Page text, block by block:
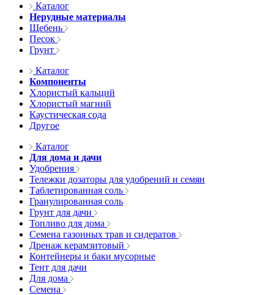
Каталог
Нерудные материалы
Щебень
Песок
Грунт
Каталог
Компоненты
Хлористый кальций
Хлористый магний
Каустическая сода
Другое
Каталог
Для дома и дачи
Удобрения
Тележки дозаторы для удобрений и семян
Таблетированная соль
Гранулированная соль
Грунт для дачи
Топливо для дома
Семена газонных трав и сидератов
Дренаж керамзитовый
Контейнеры и баки мусорные
Тент для дачи
Для дома
Семена